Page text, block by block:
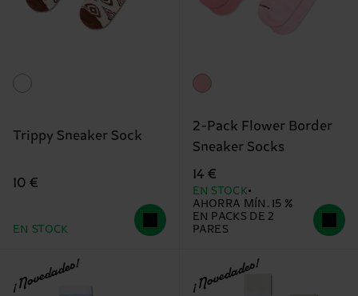
Trippy Sneaker Sock
10 €
EN STOCK
2-Pack Flower Border
Sneaker Socks
14 €
EN STOCK
AHORRA MÍN. 15 %
EN PACKS DE 2
PARES
¡Novedades! ¡Novedades!